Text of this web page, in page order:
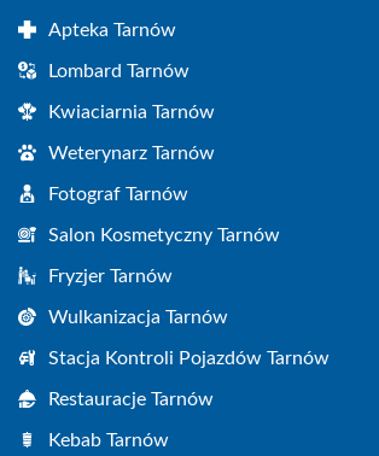
Apteka Tarnów
Lombard Tarnów
Kwiaciarnia Tarnów
Weterynarz Tarnów
Fotograf Tarnów
Salon Kosmetyczny Tarnów
Fryzjer Tarnów
Wulkanizacja Tarnów
Stacja Kontroli Pojazdów Tarnów
Restauracje Tarnów
Kebab Tarnów